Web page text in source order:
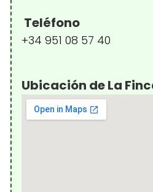
Teléfono
+34 951 08 57 40
Ubicación de La